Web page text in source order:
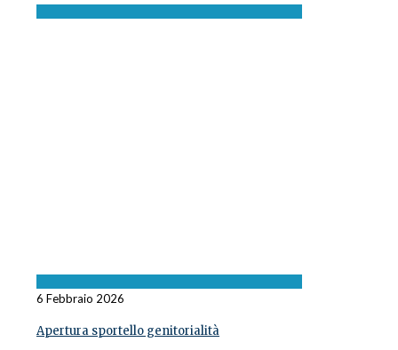
6 Febbraio 2026
Apertura sportello genitorialità